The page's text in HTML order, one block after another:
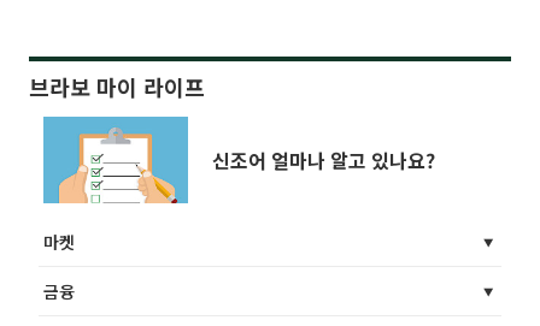
브라보 마이 라이프
신조어 얼마나 알고 있나요?
마켓
금융